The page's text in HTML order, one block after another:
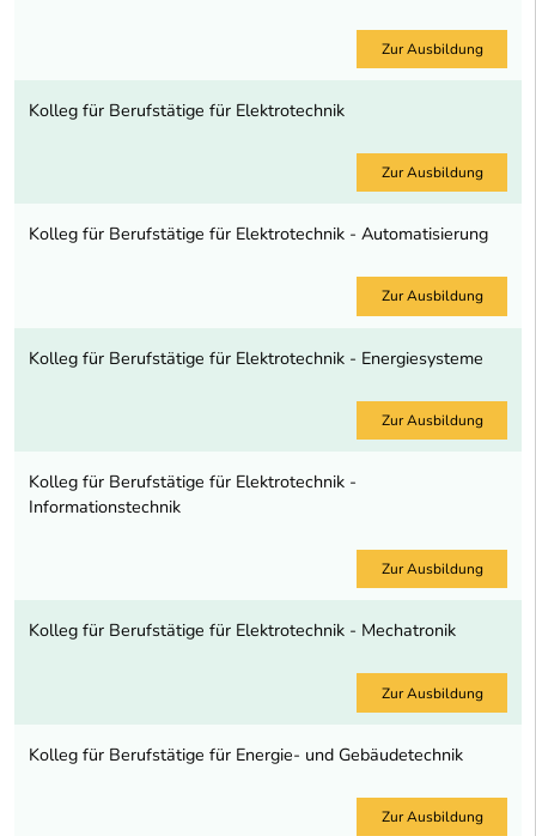
Zur Ausbildung
Kolleg für Berufstätige für Elektrotechnik
Zur Ausbildung
Kolleg für Berufstätige für Elektrotechnik - Automatisierung
Zur Ausbildung
Kolleg für Berufstätige für Elektrotechnik - Energiesysteme
Zur Ausbildung
Kolleg für Berufstätige für Elektrotechnik -
Informationstechnik
Zur Ausbildung
Kolleg für Berufstätige für Elektrotechnik - Mechatronik
Zur Ausbildung
Kolleg für Berufstätige für Energie- und Gebäudetechnik
Zur Ausbildung